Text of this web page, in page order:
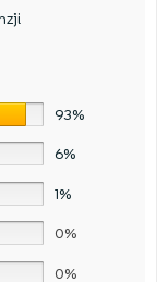
93%
6%
1%
0%
0%